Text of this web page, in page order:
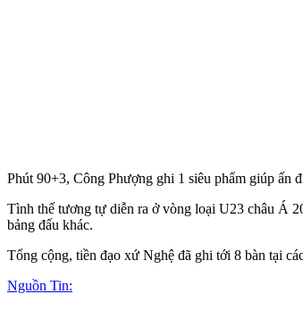
Phút 90+3, Công Phượng ghi 1 siêu phẩm giúp ấn
Tình thế tương tự diễn ra ở vòng loại U23 châu Á
bảng đấu khác.
Tổng cộng, tiền đạo xứ Nghệ đã ghi tới 8 bàn tại
Nguồn Tin: